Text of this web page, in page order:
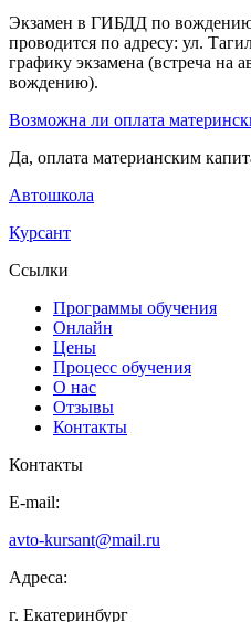
Экзамен в ГИБДД по
проводится по адресу: ул.
графику экзамена (встреча на
вождению).
Возможна ли оплата
Да, оплата материанским
Автошкола
Курсант
Ссылки
Программы обучения
Онлайн
Цены
Процесс обучения
О нас
Отзывы
Контакты
Контакты
E-mail:
avto-kursant@mail.ru
Адреса:
г. Екатеринбург